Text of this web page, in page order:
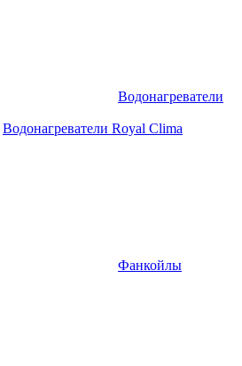
Водонагреватели
Водонагреватели Royal Clima
Фанкойлы